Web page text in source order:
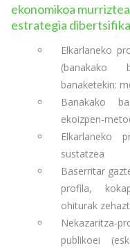
ekonomikoa
estrategia
Elkarlaneko
(banakako
banaketekin:
Banakako
ekoizpen-
Elkarlaneko
sustatzea
Baserritar
profila,
ohiturak
publikoei